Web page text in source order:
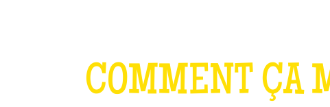
COMMENT ÇA